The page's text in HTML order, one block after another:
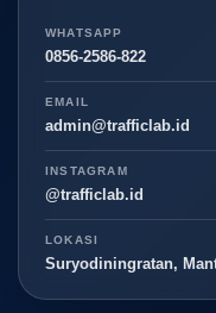
WHATSAPP
0856-2586-822
EMAIL
admin@trafficlab.id
INSTAGRAM
@trafficlab.id
LOKASI
Suryodiningratan,